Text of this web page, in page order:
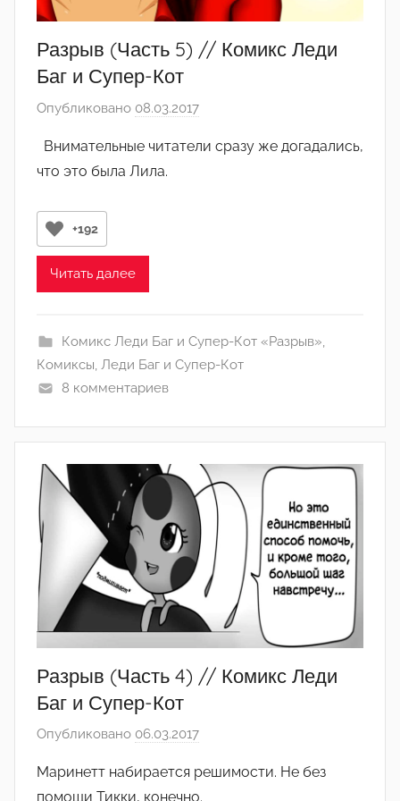
Разрыв (Часть 5) // Комикс Леди
Баг и Супер-Кот
Опубликовано 08.03.2017
т
ё
м
Внимательные читатели сразу же догадались,
что это была Лила.
+192
Читать далее
Комикс Леди Баг и Супер-Кот «Разрыв»,
Комиксы, Леди Баг и Супер-Кот
8 комментариев
Разрыв (Часть 4) // Комикс Леди
Баг и Супер-Кот
Опубликовано 06.03.2017
т
Маринетт набирается решимости. Не без
помощи Тикки, конечно.